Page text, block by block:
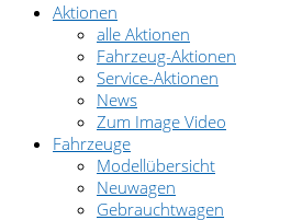
Aktionen
alle Aktionen
Fahrzeug-Aktionen
Service-Aktionen
News
Zum Image Video
Fahrzeuge
Modellübersicht
Neuwagen
Gebrauchtwagen